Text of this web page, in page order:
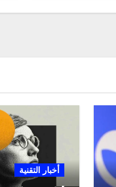
أخبار التقنية